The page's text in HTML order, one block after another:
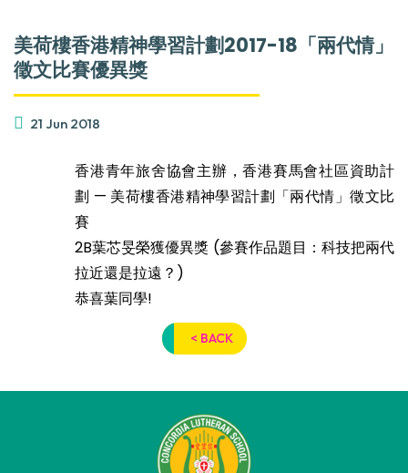
美荷樓香港精神學習計劃2017-18「兩代情」
徵文比賽優異獎
21 Jun 2018
香港青年旅舍協會主辦，香港賽馬會社區資助計
劃 — 美荷樓香港精神學習計劃「兩代情」徵文比
賽
2B葉芯旻榮獲優異獎 (參賽作品題目：科技把兩代
拉近還是拉遠？)
恭喜葉同學!
< BACK